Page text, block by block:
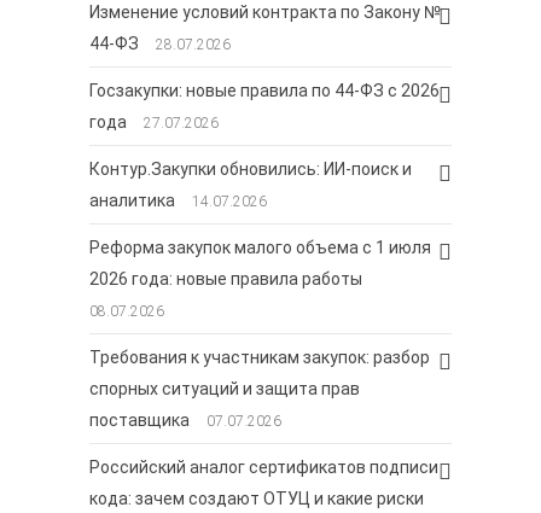
Изменение условий контракта по Закону №
44-ФЗ
28.07.2026
Госзакупки: новые правила по 44-ФЗ с 2026
года
27.07.2026
Контур.Закупки обновились: ИИ-поиск и
аналитика
14.07.2026
Реформа закупок малого объема с 1 июля
2026 года: новые правила работы
08.07.2026
Требования к участникам закупок: разбор
спорных ситуаций и защита прав
поставщика
07.07.2026
Российский аналог сертификатов подписи
кода: зачем создают ОТУЦ и какие риски